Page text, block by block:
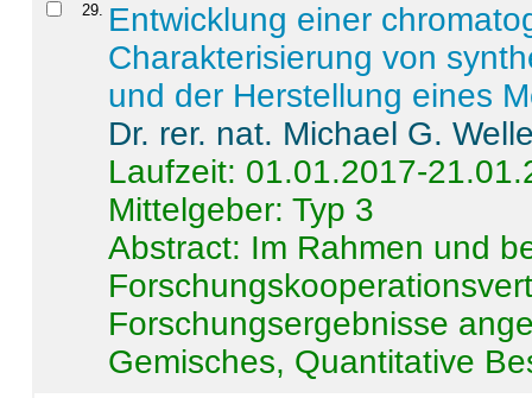
29. Entwicklung einer
Charakterisierung von
und der Herstellung eines
Dr. rer. nat. Michael G.
Laufzeit: 01.01.2017-
Mittelgeber: Typ 3
Abstract: Im Rahmen und
Forschungsergebnisse
Gemisches, Quantitative